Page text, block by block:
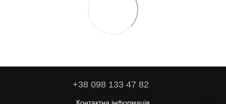
+38 098 133 47 82
Контактна інформація